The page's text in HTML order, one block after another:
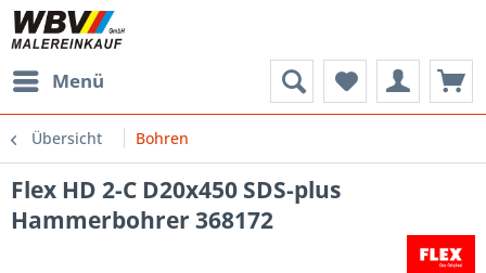
Menü
Übersicht Bohren
Flex HD 2-C D20x450 SDS-plus
Hammerbohrer 368172